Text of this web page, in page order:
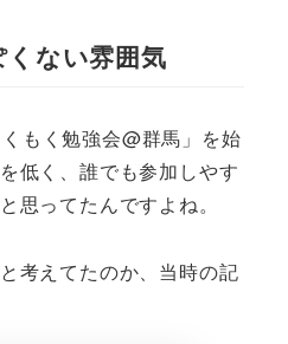
ない雰囲気
もく勉強会@群馬」を始
低く、誰でも参加しやす
思ってたんですよね。
考えてたのか、当時の記